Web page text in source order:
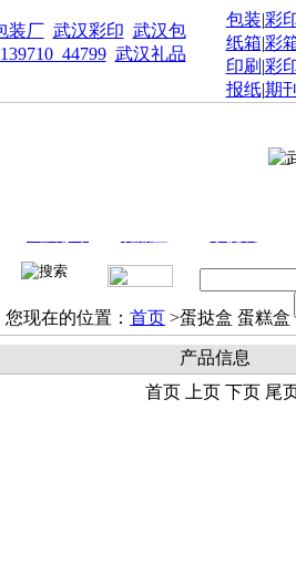
装厂 武汉彩印 武汉包
139710_44799 武汉礼品
包装|彩
纸箱|彩
印刷 |彩
报纸|期刊
您现在的位置： 首页 >蛋挞盒 蛋糕盒
产品信息
首页 上页 下页 尾